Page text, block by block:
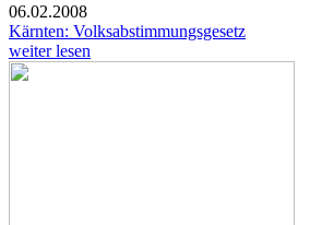
06.02.2008
Kärnten: Volksabstimmungsgesetz
weiter lesen